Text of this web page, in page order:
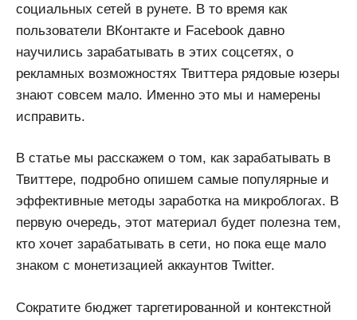
социальных сетей в рунете. В то время как
пользователи ВКонтакте и Facebook давно
научились зарабатывать в этих соцсетях, о
рекламных возможностях Твиттера рядовые юзеры
знают совсем мало. Именно это мы и намерены
исправить.
В статье мы расскажем о том, как зарабатывать в
Твиттере, подробно опишем самые популярные и
эффективные методы заработка на микроблогах. В
первую очередь, этот материал будет полезна тем,
кто хочет зарабатывать в сети, но пока еще мало
знаком с монетизацией аккаунтов Twitter.
Сократите бюджет таргетированной и контекстной